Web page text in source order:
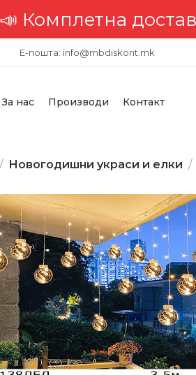
територија
Е-пошта: info@mbdiskont.mk
За нас Производи Контакт
Новогодишни украси и елки